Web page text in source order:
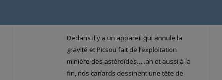
Dedans il y a un appareil qui annule la
gravité et Picsou fait de l’exploitation
minière des astéroïdes…..ah et aussi à la
fin, nos canards dessinent une tête de